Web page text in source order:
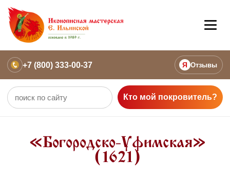
+7 (800) 333-00-37 Я Отзывы
Кто мой покровитель?
«Богородско-Уфимская»
(1621)